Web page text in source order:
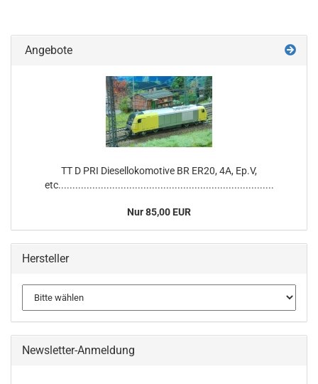
Angebote
TT D PRI Diesellokomotive BR ER20, 4A, Ep.V,
etc............................................................................
Nur 85,00 EUR
Hersteller
Newsletter-Anmeldung